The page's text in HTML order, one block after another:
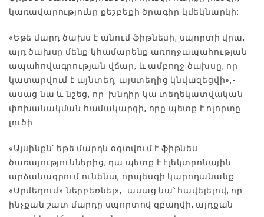
կառավարությունը քեշբեքի ծրագիր կմեկնարկի:
«Եթե մարդ ծախս է անում ֆիթնեսի, սպորտի վրա,
այդ ծախսը մենք կհամարենք առողջապահության
ապահովագրության վճար, և ամբողջ ծախսը, որ
կատարվում է այնտեղ, այստեղից կնվազեցվի»,-
ասաց նա և նշեց, որ խնդիր կա տեղեկատվական
փոխանակման համակարգի, որը պետք է ոլորտը
լուծի:
«Այսինքն՝ եթե մարդն օգտվում է ֆիթնես
ծառայություններից, դա պետք է էլեկտրոնային
արձանագրում ունենա, որպեսզի կարողանանք
«Արմեդում» ներբեռնել»,- ասաց նա՝ հավելելով, որ
ինչքան շատ մարդը սպորտով զբաղվի, այդքան